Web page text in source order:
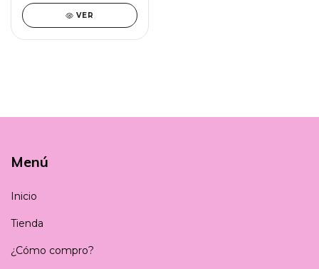
VER
Menú
Inicio
Tienda
¿Cómo compro?